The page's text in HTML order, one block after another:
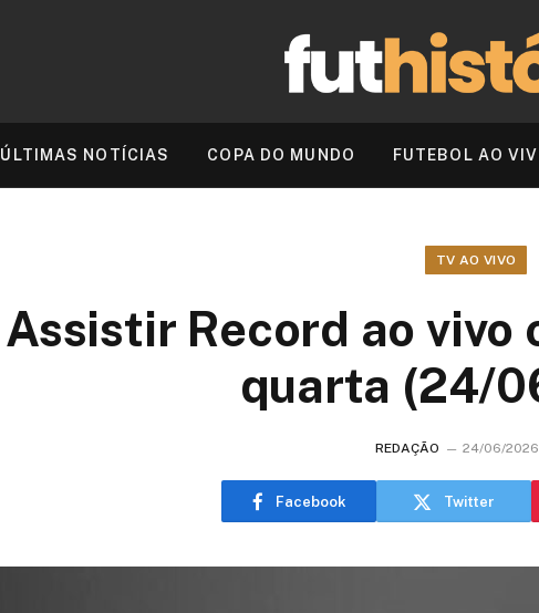
ÚLTIMAS NOTÍCIAS COPA DO MUNDO FUTEBOL AO
TV AO VIVO
Assistir Record ao
quarta (24/
REDAÇÃO 24/06/2026
Facebook Twitter